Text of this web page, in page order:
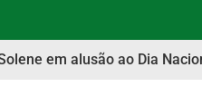
em alusão ao Dia